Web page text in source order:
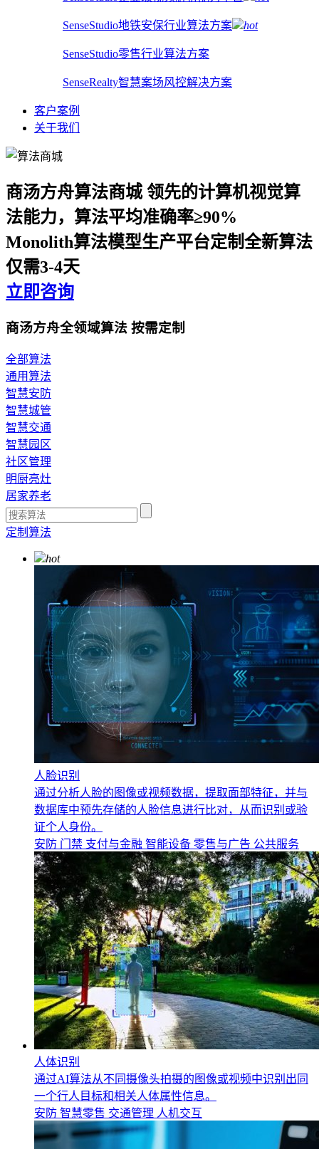
SenseStudio地铁安保行业算法方案 hot
SenseStudio零售行业算法方案
SenseRealty智慧案场风控解决方案
客户案例
关于我们
商汤方舟算法商城 领先的计算机视觉算
法能力，算法平均准确率≥90%
Monolith算法模型生产平台定制全新算法
仅需3-4天
立即咨询
商汤方舟全领域算法 按需定制
全部算法
通用算法
智慧安防
智慧城管
智慧交通
智慧园区
社区管理
明厨亮灶
居家养老
定制算法
hot
人脸识别
通过分析人脸的图像或视频数据，提取面部特征，并与
数据库中预先存储的人脸信息进行比对，从而识别或验
证个人身份。
安防 门禁 支付与金融 智能设备 零售与广告 公共服务
人体识别
通过AI算法从不同摄像头拍摄的图像或视频中识别出同
一个行人目标和相关人体属性信息。
安防 智慧零售 交通管理 人机交互